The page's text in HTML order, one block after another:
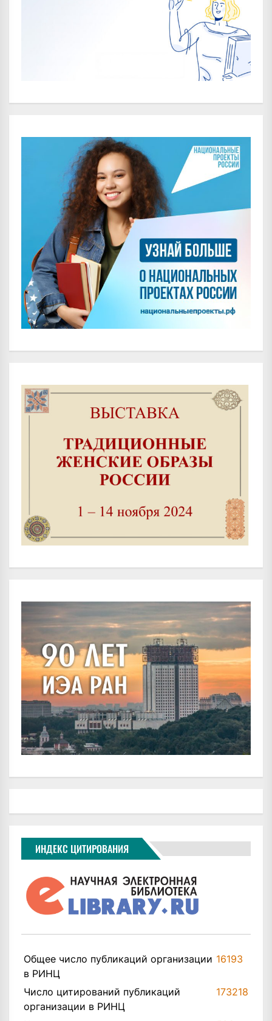
ИНДЕКС ЦИТИРОВАНИЯ
Общее число публикаций организации
в РИНЦ
16193
Число цитирований публикаций
организации в РИНЦ
173218